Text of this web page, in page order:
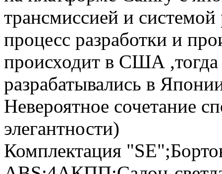
трансмиссией и системой
процесс разработки и
происходит в США ,тогда
разрабатывались в
Невероятное сочетание
элегантности)
Комплектация